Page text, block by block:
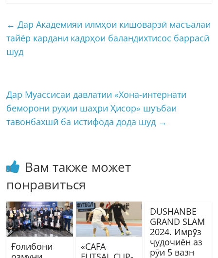
← Дар Академияи илмҳои кишоварзӣ масъалаи
тайёр кардани кадрҳои баландихтисос баррасӣ
шуд
Дар Муассисаи давлатии «Хона-интернати
беморони руҳии шаҳри Ҳисор» шуъбаи
тавонбахшӣ ба истифода дода шуд →
Вам также может
понравиться
Ғолибони
«CAFA
DUSHANBE
GRAND SLAM
2024. Имрӯз
ҷудочиён аз
рӯи 5 вазн